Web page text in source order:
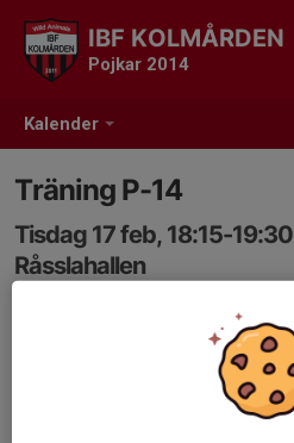
Kalender
IBF KOLMÅRDEN
Pojkar 2014
Träning P-14
Tisdag 17 feb, 18:15-19:30
Råsslahallen